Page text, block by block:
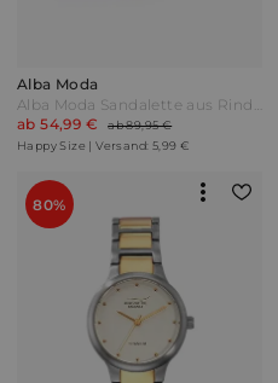
Alba Moda
Alba Moda Sandalette aus Rindsvelousleder Cognac Braun
ab 54,99 €
ab 89,95 €
Happy Size | Versand: 5,99 €
80%